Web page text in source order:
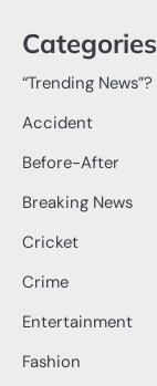
Categories
“Trending News”?
Accident
Before-After
Breaking News
Cricket
Crime
Entertainment
Fashion